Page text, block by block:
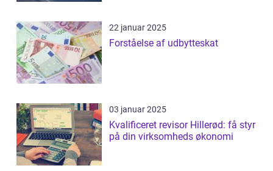
22 januar 2025
Forståelse af udbytteskat
03 januar 2025
Kvalificeret revisor Hillerød: få styr
på din virksomheds økonomi